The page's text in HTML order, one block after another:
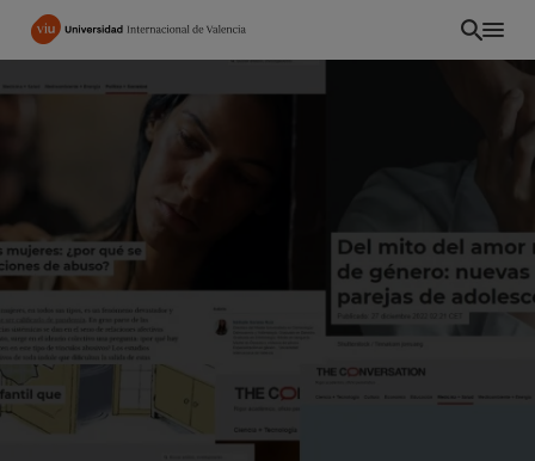
Pasar
PE